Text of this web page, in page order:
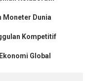
Moneter Dunia
Kompetitif
Global